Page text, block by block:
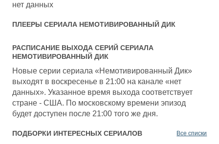
нет данных
ПЛЕЕРЫ СЕРИАЛА НЕМОТИВИРОВАННЫЙ ДИК
РАСПИСАНИЕ ВЫХОДА СЕРИЙ СЕРИАЛА
НЕМОТИВИРОВАННЫЙ ДИК
Новые серии сериала «Немотивированный Дик»
выходят в воскресенье в 21:00 на канале «нет
данных». Указанное время выхода соответствует
стране - США. По московскому времени эпизод
будет доступен после 21:00 того же дня.
ПОДБОРКИ ИНТЕРЕСНЫХ СЕРИАЛОВ Все списки